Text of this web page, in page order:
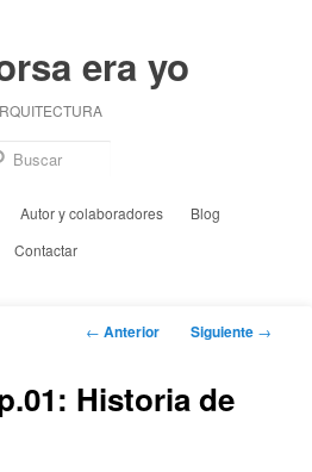
era yo
Autor y colaboradores
Blog
Contactar
Navegación
← Anterior Siguiente →
Historia de